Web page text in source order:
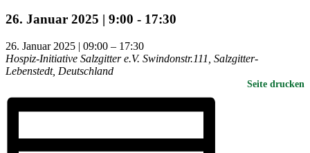
26. Januar 2025 | 9:00 - 17:30
26. Januar 2025 | 09:00 – 17:30
Hospiz-Initiative Salzgitter e.V. Swindonstr.111, Salzgitter-
Lebenstedt, Deutschland
Seite drucken